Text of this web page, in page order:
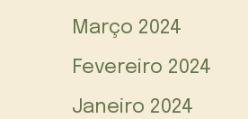
Março 2024
Fevereiro 2024
Janeiro 2024